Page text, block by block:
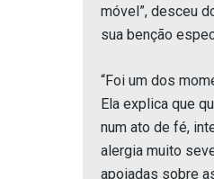
móvel”, desceu
sua benção
“Foi um dos
Ela explica que
num ato de fé,
alergia muito
apoiadas sobre